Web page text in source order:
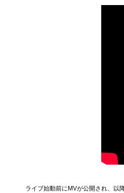
ライブ始動前にMVが公開され、以